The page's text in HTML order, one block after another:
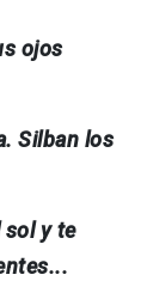
ojos
Silban los
sol y te